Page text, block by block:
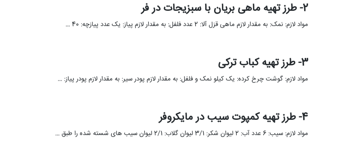
2- طرز تهیه ماهی بریان با سبزیجات در فر
مواد لازم: نمک: به مقدار لازم ماهی قزل آلا: 2 عدد فلفل: به مقدار لازم پیاز: یک عدد پیازچه: 40 …
3- طرز تهیه کباب ترکی
مواد لازم: گوشت چرخ کرده: یک کیلو نمک و فلفل: به مقدار لازم پودر سیر: به مقدار لازم پودر پیاز: …
4- طرز تهیه کمپوت سیب در مایکروفر
مواد لازم: سیب: 6 عدد آب: 2 لیوان شکر: 3/1 لیوان گلاب: 2/1 لیوان سیب های شسته شده را طبق …